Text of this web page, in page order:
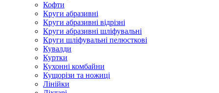
Кофти
Круги абразивні
Круги абразивні відрізні
Круги абразивні шліфувальні
Круги шліфувальні пелюсткові
Кувалди
Куртки
Кухонні комбайни
Кущорізи та ножиці
Лінійки